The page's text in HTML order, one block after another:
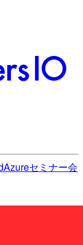
Azureセミナー会